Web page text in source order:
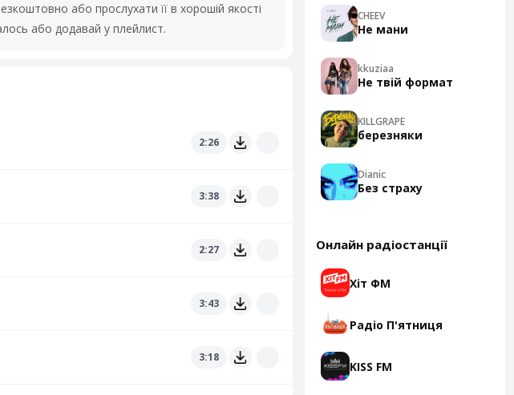
або прослухати її в хорошій якості
або додавай у плейлист.
2:26
3:38
2:27
3:43
3:18
CHEEV
Не мани
kkuziaa
Не твій формат
KILLGRAPE
березняки
Dianic
Без страху
Онлайн радіостанції
Хіт ФМ
Радіо П'ятниця
KISS FM